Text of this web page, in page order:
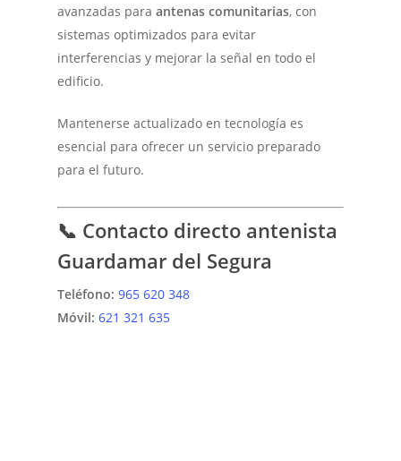
avanzadas paraantenas comunitarias, con
sistemas optimizados para evitar
interferencias y mejorar la señal en todo el
edificio.
Mantenerse actualizado en tecnología es
esencial para ofrecer un servicio preparado
para el futuro.
📞 Contacto directo antenista
Guardamar del Segura
Teléfono: 965 620 348
Móvil: 621 321 635